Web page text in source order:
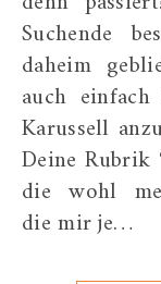
Suchende
daheim
auch
Karussell
Deine Rubrik
die wohl
die mir je…